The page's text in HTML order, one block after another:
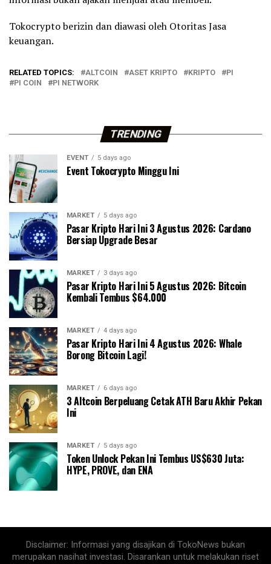
Tokocrypto berizin dan diawasi oleh Otoritas Jasa
keuangan.
RELATED TOPICS: ALTCOIN ASET KRIPTO KRIPTO
PI
PI COIN
PI NETWORK
TRENDING
EVENT 5 days ago
Event Tokocrypto Minggu Ini
MARKET 5 days ago
Pasar Kripto Hari Ini 3 Agustus 2026: Cardano
Bersiap Upgrade Besar
MARKET 3 days ago
Pasar Kripto Hari Ini 5 Agustus 2026: Bitcoin
Kembali Tembus $64.000
MARKET 4 days ago
Pasar Kripto Hari Ini 4 Agustus 2026: Whale
Borong Bitcoin Lagi!
MARKET 6 days ago
3 Altcoin Berpeluang Cetak ATH Baru Akhir Pekan
Ini
MARKET 5 days ago
Token Unlock Pekan Ini Tembus US$630 Juta:
HYPE, PROVE, dan ENA
Disclaimer: Informasi yang disajikan di TokoNews bukan
merupakan nasihat investasi. Disarankan untuk melakukan riset